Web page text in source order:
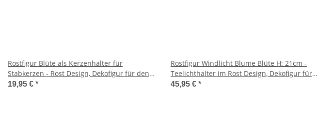
Rostfigur Blüte als Kerzenhalter für
Stabkerzen - Rost Design, Dekofigur für den
Garten, Gartendeko, Metalldeko
19,95 € *
Rostfigur Windlicht Blume Blüte H: 21cm -
Teelichthalter im Rost Design, Dekofigur für
den Garten, Gartendeko, Kerzenhalter,
45,95 € *